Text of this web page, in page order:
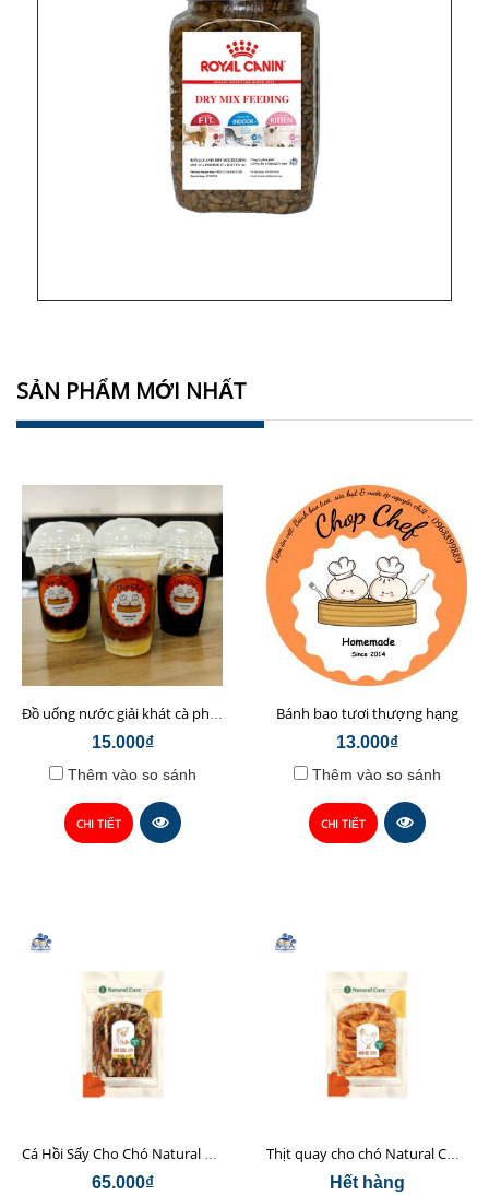
SẢN PHẨM MỚI NHẤT
Đồ uống nước giải khát cà phê sữa hạt Chop Chef
15.000₫
Thêm vào so sánh
CHI TIẾT
Bánh bao tươi thượng hạng
13.000₫
Thêm vào so sánh
CHI TIẾT
Cá Hồi Sấy Cho Chó Natural Core 45gr
65.000₫
Thịt quay cho chó Natural Core 70g
Hết hàng